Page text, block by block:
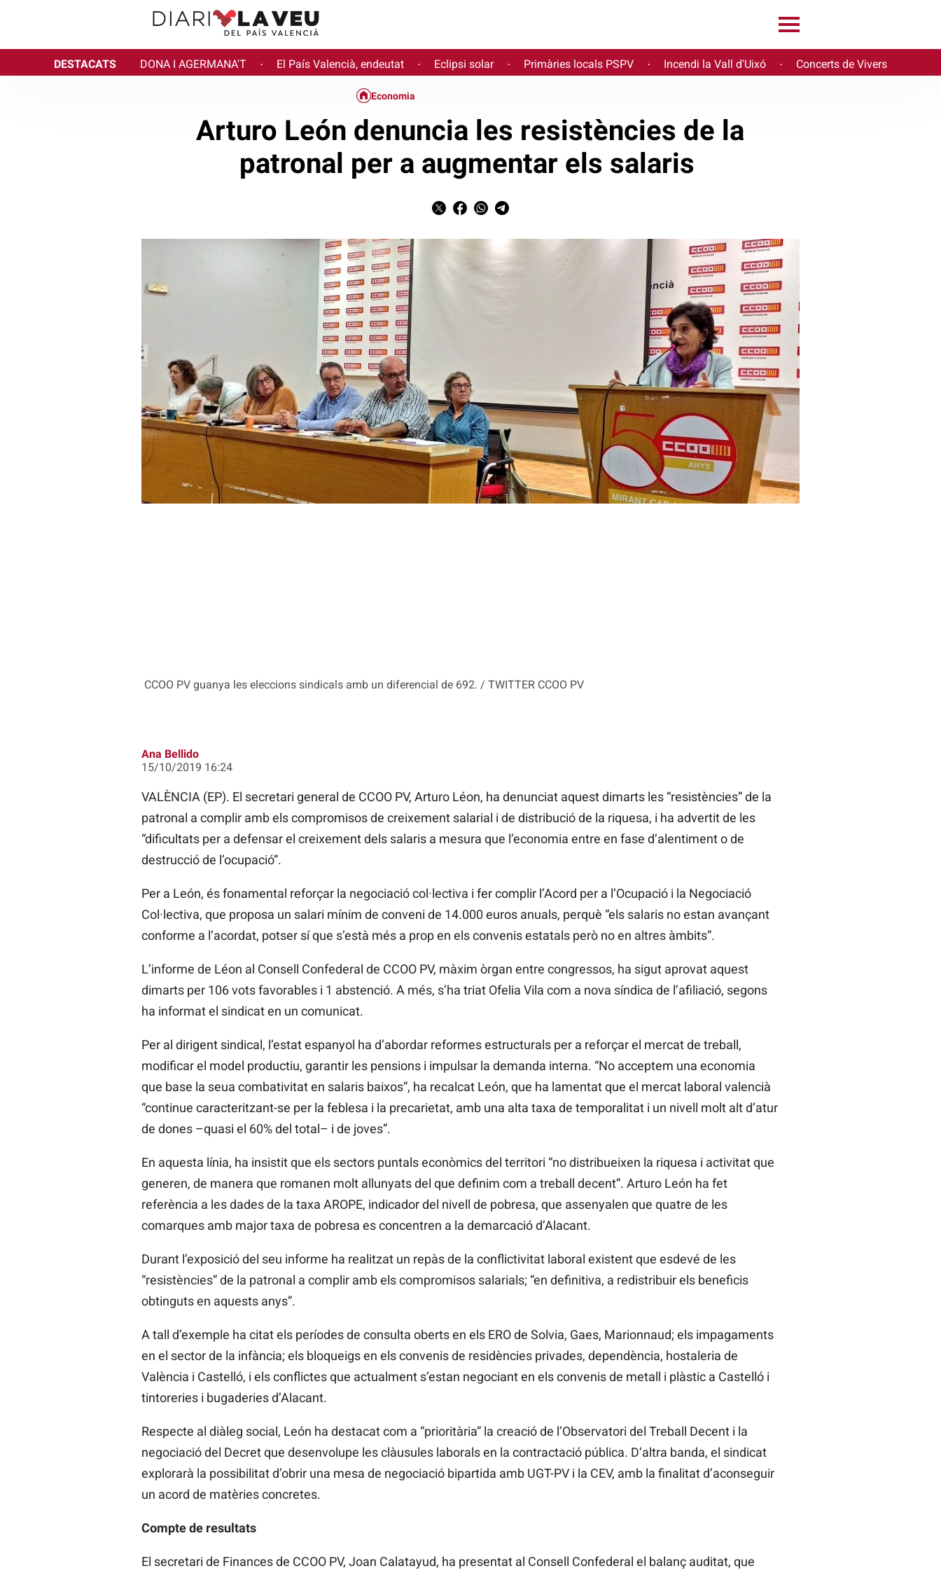
DESTACATS DONA I AGERMANA'T · El País Valencià, endeutat · Eclipsi solar · Primàries locals PSPV · Incendi la Vall d'Uixó · Concerts de Vivers
CCOO PV guanya les eleccions sindicals amb un diferencial de 692. / TWITTER CCOO PV
Economia
Arturo León denuncia les resistències de la
patronal per a augmentar els salaris
Ana Bellido
15/10/2019 16:24
VALÈNCIA (EP). El secretari general de CCOO PV, Arturo Léon, ha denunciat aquest dimarts les “resistències” de la
patronal a complir amb els compromisos de creixement salarial i de distribució de la riquesa, i ha advertit de les
“dificultats per a defensar el creixement dels salaris a mesura que l’economia entre en fase d’alentiment o de
destrucció de l’ocupació”.
Per a León, és fonamental reforçar la negociació col·lectiva i fer complir l’Acord per a l’Ocupació i la Negociació
Col·lectiva, que proposa un salari mínim de conveni de 14.000 euros anuals, perquè “els salaris no estan avançant
conforme a l’acordat, potser sí que s’està més a prop en els convenis estatals però no en altres àmbits”.
L’informe de Léon al Consell Confederal de CCOO PV, màxim òrgan entre congressos, ha sigut aprovat aquest
dimarts per 106 vots favorables i 1 abstenció. A més, s’ha triat Ofelia Vila com a nova síndica de l’afiliació, segons
ha informat el sindicat en un comunicat.
Per al dirigent sindical, l’estat espanyol ha d’abordar reformes estructurals per a reforçar el mercat de treball,
modificar el model productiu, garantir les pensions i impulsar la demanda interna. “No acceptem una economia
que base la seua combativitat en salaris baixos”, ha recalcat León, que ha lamentat que el mercat laboral valencià
“continue caracteritzant-se per la feblesa i la precarietat, amb una alta taxa de temporalitat i un nivell molt alt d’atur
de dones –quasi el 60% del total– i de joves”.
En aquesta línia, ha insistit que els sectors puntals econòmics del territori “no distribueixen la riquesa i activitat que
generen, de manera que romanen molt allunyats del que definim com a treball decent”. Arturo León ha fet
referència a les dades de la taxa AROPE, indicador del nivell de pobresa, que assenyalen que quatre de les
comarques amb major taxa de pobresa es concentren a la demarcació d’Alacant.
Durant l’exposició del seu informe ha realitzat un repàs de la conflictivitat laboral existent que esdevé de les
“resistències” de la patronal a complir amb els compromisos salarials; “en definitiva, a redistribuir els beneficis
obtinguts en aquests anys”.
A tall d’exemple ha citat els períodes de consulta oberts en els ERO de Solvia, Gaes, Marionnaud; els impagaments
en el sector de la infància; els bloqueigs en els convenis de residències privades, dependència, hostaleria de
València i Castelló, i els conflictes que actualment s’estan negociant en els convenis de metall i plàstic a Castelló i
tintoreries i bugaderies d’Alacant.
Respecte al diàleg social, León ha destacat com a “prioritària” la creació de l’Observatori del Treball Decent i la
negociació del Decret que desenvolupe les clàusules laborals en la contractació pública. D’altra banda, el sindicat
explorarà la possibilitat d’obrir una mesa de negociació bipartida amb UGT-PV i la CEV, amb la finalitat d’aconseguir
un acord de matèries concretes.
Compte de resultats
El secretari de Finances de CCOO PV, Joan Calatayud, ha presentat al Consell Confederal el balanç auditat, que